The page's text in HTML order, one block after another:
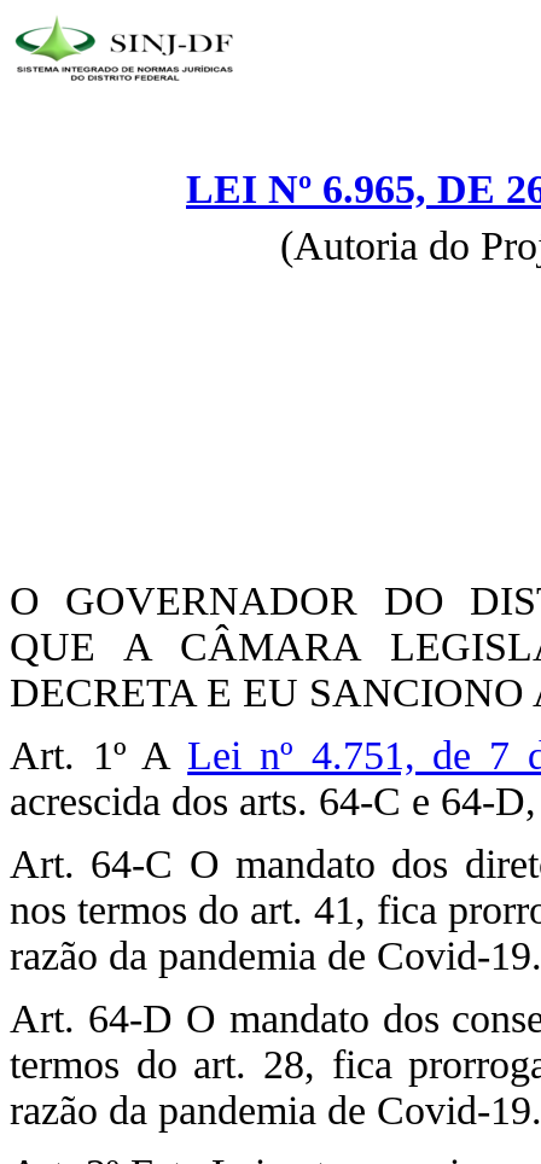
LEI Nº 6.965, DE
(Autoria do
O GOVERNADOR DO
QUE A CÂMARA
DECRETA E EU
Art. 1º A Lei nº 4.751, de 7
acrescida dos arts. 64-C e 64-
Art. 64-C O mandato dos
nos termos do art. 41, fica
razão da pandemia de Covid-19.
Art. 64-D O mandato dos
termos do art. 28, fica
razão da pandemia de Covid-19.